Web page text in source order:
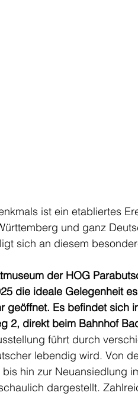
ist ein etabliertes
und ganz
sich an diesem
der HOG
die ideale Gelegenheit
geöffnet. Es befindet sich
2, direkt beim Bahnhof
führt durch
lebendig wird. Von
hin zur Neuansiedlung
dargestellt.